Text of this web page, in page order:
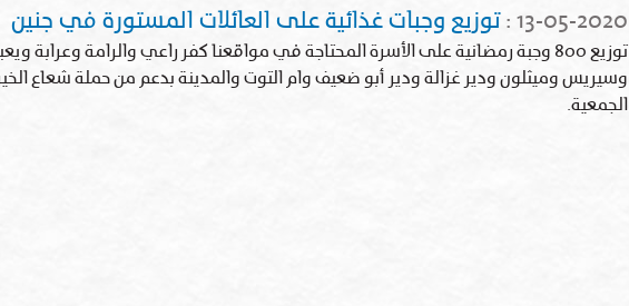
13-05-2020
: توزيع وجبات غذائية على العائلات المستورة في جنين
توزيع 800 وجبة رمضانية على الأسرة المحتاجة في مواقعنا كفر راعي والرامة وعرابة
وسيريس وميثلون ودير غزالة ودير أبو ضعيف وام التوت والمدينة بدعم من حملة شعاع
الجمعية.